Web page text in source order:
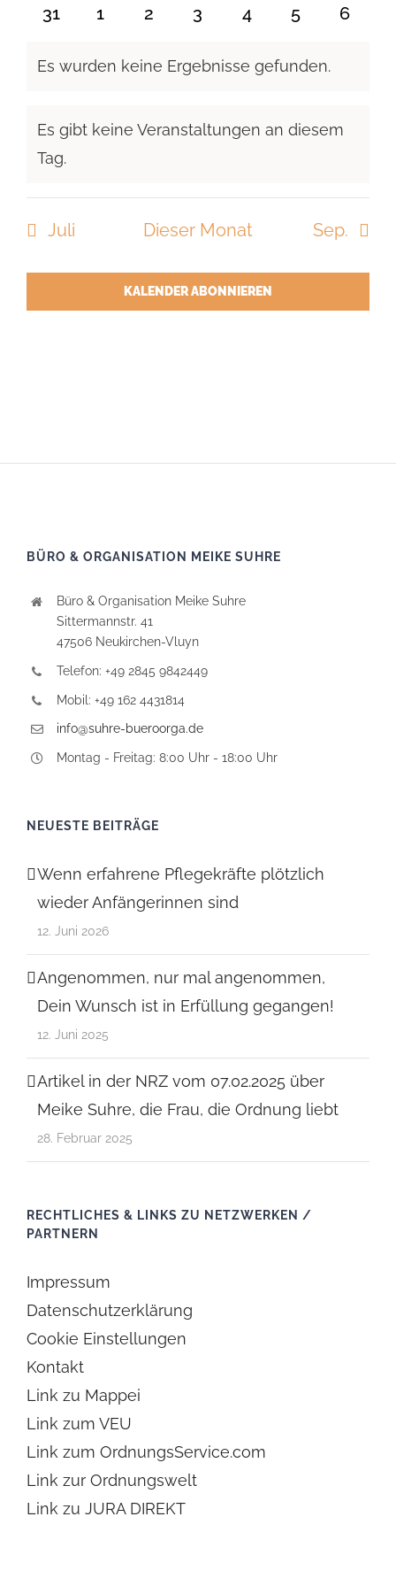
Veranstaltungen
Veranstaltungen
Veranstaltungen
Veranstaltungen
Veranstaltungen
0
31
0
1
0
2
0
3
0
4
0
5
0
6
Es wurden keine Ergebnisse gefunden.
Hinweis
Es gibt keine Veranstaltungen an diesem
Tag.
Juli Dieser Monat Sep.
KALENDER ABONNIEREN
BÜRO & ORGANISATION MEIKE SUHRE
Büro & Organisation Meike Suhre
Sittermannstr. 41
47506 Neukirchen-Vluyn
Telefon: +49 2845 9842449
Mobil: +49 162 4431814
info@suhre-bueroorga.de
Montag - Freitag: 8:00 Uhr - 18:00 Uhr
NEUESTE BEITRÄGE
Wenn erfahrene Pflegekräfte plötzlich
wieder Anfängerinnen sind
12. Juni 2026
Angenommen, nur mal angenommen,
Dein Wunsch ist in Erfüllung gegangen!
12. Juni 2025
Artikel in der NRZ vom 07.02.2025 über
Meike Suhre, die Frau, die Ordnung liebt
28. Februar 2025
RECHTLICHES & LINKS ZU NETZWERKEN /
PARTNERN
Impressum
Datenschutzerklärung
Cookie Einstellungen
Kontakt
Link zu Mappei
Link zum VEU
Link zum OrdnungsService.com
Link zur Ordnungswelt
Link zu JURA DIREKT